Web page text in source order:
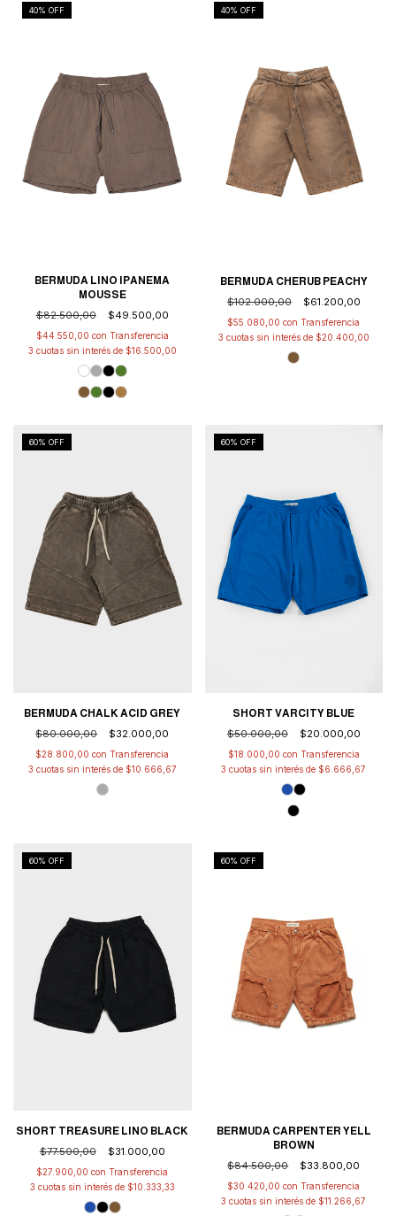
40% OFF
BERMUDA LINO IPANEMA
MOUSSE
$82.500,00
$49.500,00
$44.550,00 con
3 cuotas sin interés de $16.500,00
40% OFF
BERMUDA CHERUB PEACHY
$102.000,00
$61.200,00
$55.080,00con
3 cuotas sin interés de $20.400,00
60% OFF
BERMUDA CHALK ACID GREY
$80.000,00
$32.000,00
$28.800,00con
3 cuotas sin interés de $10.666,67
60% OFF
SHORT VARCITY BLUE
$50.000,00
$20.000,00
$18.000,00 con
3 cuotas sin interés de $6.666,67
60% OFF
SHORT TREASURE LINO BLACK
$77.500,00
$31.000,00
$27.900,00con
3 cuotas sin interés de $10.333,33
60% OFF
BERMUDA CARPENTER YELL
BROWN
$84.500,00
$33.800,00
$30.420,00con
3 cuotas sin interés de $11.266,67